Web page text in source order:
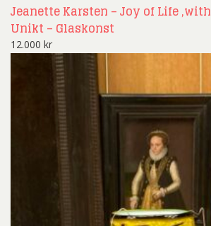
Jeanette Karsten – Joy of Life
Unikt – Glaskonst
12.000 kr